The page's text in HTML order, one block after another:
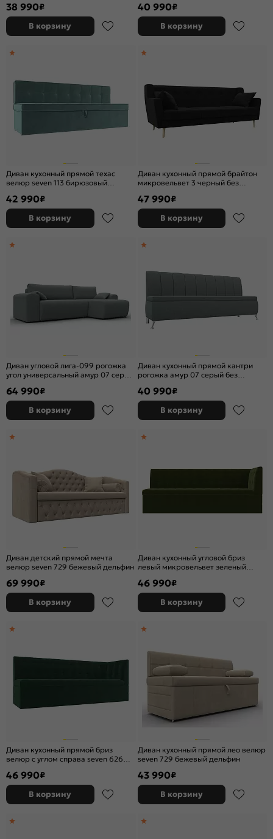
38 990₽
В корзину
40 990₽
В корзину
Диван кухонный прямой техас
велюр seven 113 бирюзовый
42 990₽
В корзину
Диван кухонный прямой брайтон
микровельвет 3 черный без
47 990₽
В корзину
Диван угловой лига-099 рогожка
угол универсальный амур 07 серый
64 990₽
В корзину
Диван кухонный прямой кантри
рогожка амур 07 серый без
40 990₽
В корзину
Диван детский прямой мечта
велюр seven 729 бежевый дельфин
69 990₽
В корзину
Диван кухонный угловой бриз
левый микровельвет зеленый
46 990₽
В корзину
Диван кухонный прямой бриз
велюр с углом справа seven 626
46 990₽
В корзину
Диван кухонный прямой лео велюр
seven 729 бежевый дельфин
43 990₽
В корзину